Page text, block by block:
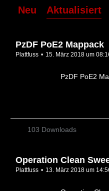
Neu Aktualisiert
PzDF PoE2 Mappack
Plattfuss 15. März 2018 um
PzDF PoE2
103 Downloads
Operation Clean
Plattfuss 13. März 2018 um